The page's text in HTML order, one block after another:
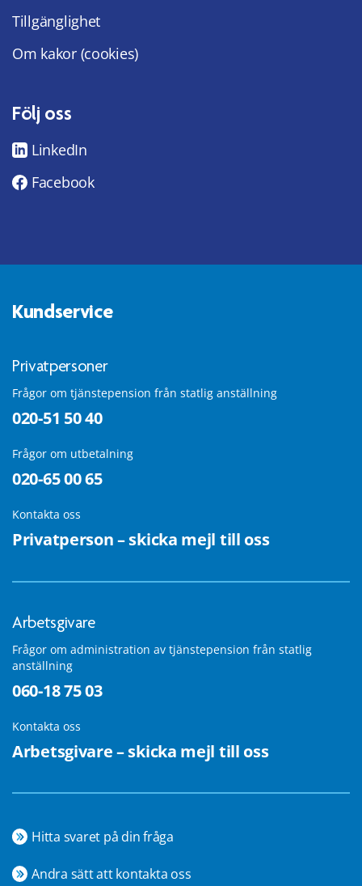
Tillgänglighet
Om kakor (cookies)
Följ oss
LinkedIn
Facebook
Kundservice
Privatpersoner
Frågor om tjänstepension från statlig anställning
020-51 50 40
Frågor om utbetalning
020-65 00 65
Kontakta oss
Privatperson – skicka mejl till oss
Arbetsgivare
Frågor om administration av tjänstepension från statlig
anställning
060-18 75 03
Kontakta oss
Arbetsgivare – skicka mejl till oss
Hitta svaret på din fråga
Andra sätt att kontakta oss